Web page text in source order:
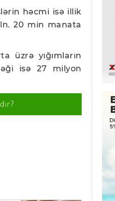
həcmi isə illik
20 min manata
üzrə yığımların
isə 27 milyon